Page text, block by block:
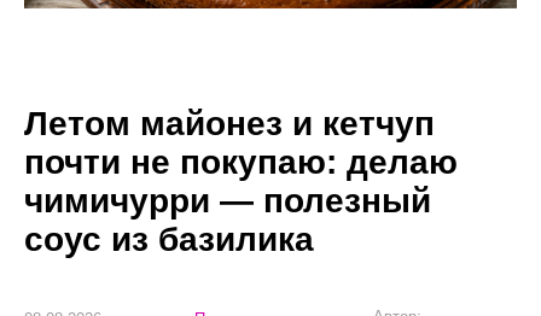
Летом майонез и кетчуп
почти не покупаю: делаю
чимичурри — полезный
соус из базилика